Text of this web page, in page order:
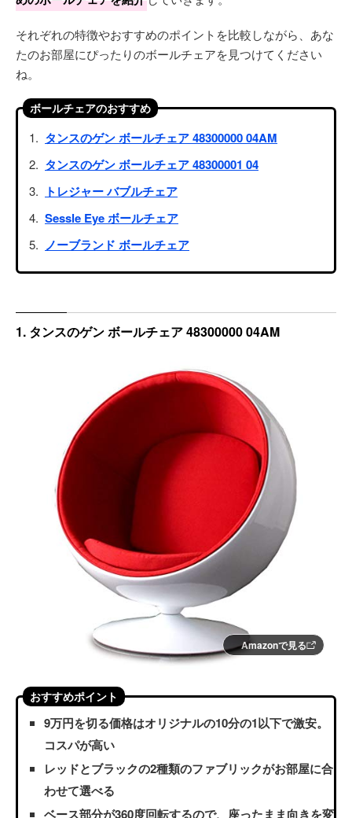
それぞれの特徴やおすすめのポイントを比較しながら、あな
たのお部屋にぴったりのボールチェアを見つけてください
ね。
ボールチェアのおすすめ
タンスのゲン ボールチェア 48300000 04AM
タンスのゲン ボールチェア 48300001 04
トレジャー バブルチェア
Sessle Eye ボールチェア
ノーブランド ボールチェア
1. タンスのゲン ボールチェア 48300000 04AM
Amazonで見る
おすすめポイント
9万円を切る価格はオリジナルの10分の1以下で激安。
コスパが高い
レッドとブラックの2種類のファブリックがお部屋に合
わせて選べる
ベース部分が360度回転するので、座ったまま向きを変